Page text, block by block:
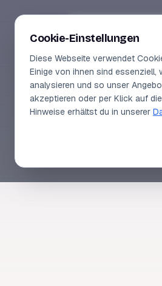
Cookie-Einstellungen
Diese Webseite verwendet
Einige von ihnen sind essenziell,
analysieren und so unser
akzeptieren oder per Klick auf
Hinweise erhältst du in unserer